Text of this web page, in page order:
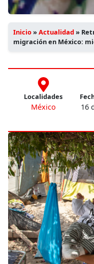
Inicio»Actualidad»
migración en México:
Localidades
México
16